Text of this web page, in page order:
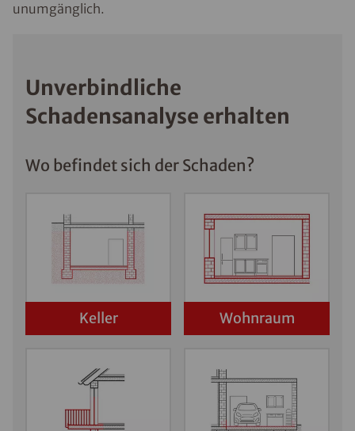
unumgänglich.
Unverbindliche
Schadensanalyse erhalten
Wo befindet sich der Schaden?
Keller Wohnraum